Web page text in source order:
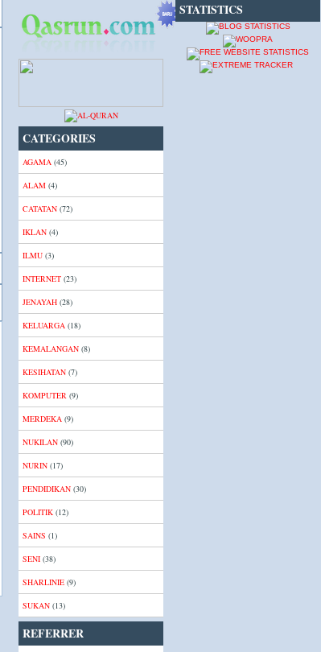
CATEGORIES
AGAMA (45)
ALAM (4)
CATATAN (72)
IKLAN (4)
ILMU (3)
INTERNET (23)
JENAYAH (28)
KELUARGA (18)
KEMALANGAN (8)
KESIHATAN (7)
KOMPUTER (9)
MERDEKA (9)
NUKILAN (90)
NURIN (17)
PENDIDIKAN (30)
POLITIK (12)
SAINS (1)
SENI (38)
SHARLINIE (9)
SUKAN (13)
REFERRER
STATISTICS